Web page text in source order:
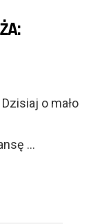
o mało
…